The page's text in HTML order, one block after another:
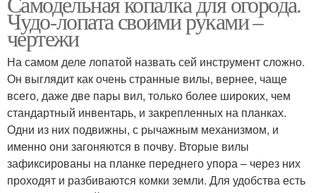
Чудо-лопата своими руками –
чертежи
На самом деле лопатой назвать сей инструмент сложно.
Он выглядит как очень странные вилы, вернее, чаще
всего, даже две пары вил, только более широких, чем
стандартный инвентарь, и закрепленных на планках.
Одни из них подвижны, с рычажным механизмом, и
именно они загоняются в почву. Вторые вилы
зафиксированы на планке переднего упора – через них
проходят и разбиваются комки земли. Для удобства есть